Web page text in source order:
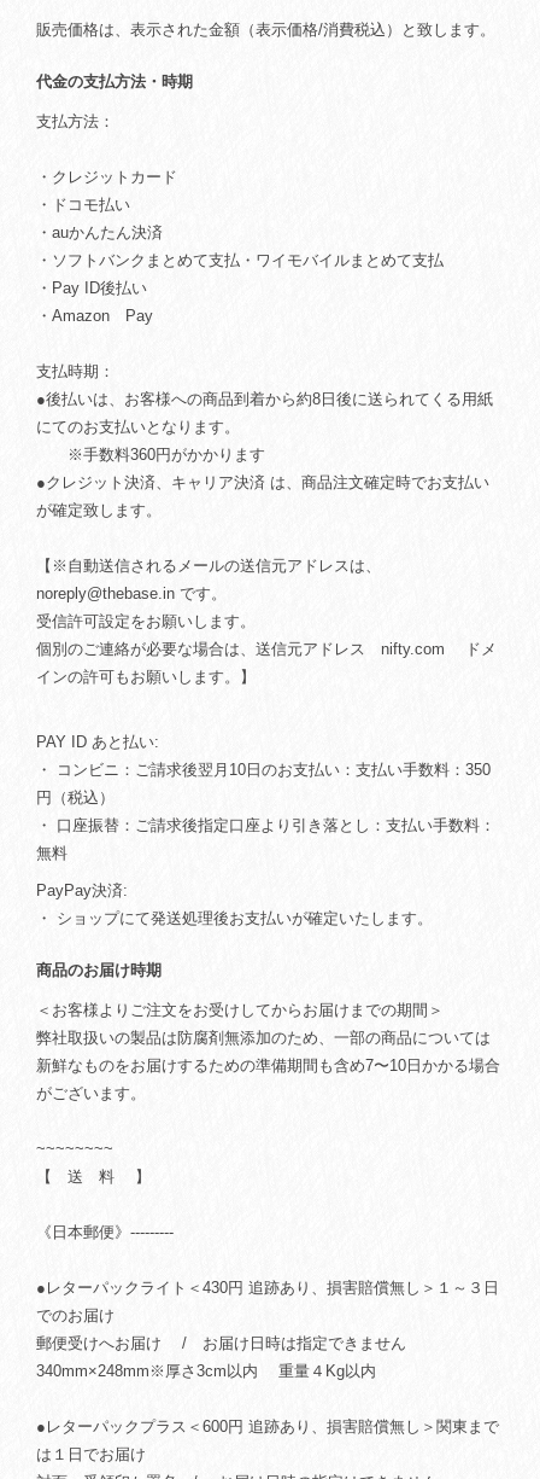
販売価格は、表示された金額（表示価格/消費税込）と致します。
代金の支払方法・時期
支払方法：
・クレジットカード
・ドコモ払い
・auかんたん決済
・ソフトバンクまとめて支払・ワイモバイルまとめて支払
・Pay ID後払い
・Amazon Pay
支払時期：
●後払いは、お客様への商品到着から約8日後に送られてくる用紙
にてのお支払いとなります。
※手数料360円がかかります
●クレジット決済、キャリア決済 は、商品注文確定時でお支払い
が確定致します。
【※自動送信されるメールの送信元アドレスは、
noreply@thebase.in です。
受信許可設定をお願いします。
個別のご連絡が必要な場合は、送信元アドレス nifty.com ドメ
インの許可もお願いします。】
PAY ID あと払い:
・ コンビニ：ご請求後翌月10日のお支払い：支払い手数料：350
円（税込）
・ 口座振替：ご請求後指定口座より引き落とし：支払い手数料：
無料
PayPay決済:
・ ショップにて発送処理後お支払いが確定いたします。
商品のお届け時期
＜お客様よりご注文をお受けしてからお届けまでの期間＞
弊社取扱いの製品は防腐剤無添加のため、一部の商品については
新鮮なものをお届けするための準備期間も含め7〜10日かかる場合
がございます。
~~~~~~~~
【 送 料 】
《日本郵便》---------
●レターパックライト＜430円 追跡あり、損害賠償無し＞１～３日
でのお届け
郵便受けへお届け / お届け日時は指定できません
340mm×248mm※厚さ3cm以内 重量４Kg以内
●レターパックプラス＜600円 追跡あり、損害賠償無し＞関東まで
は１日でお届け